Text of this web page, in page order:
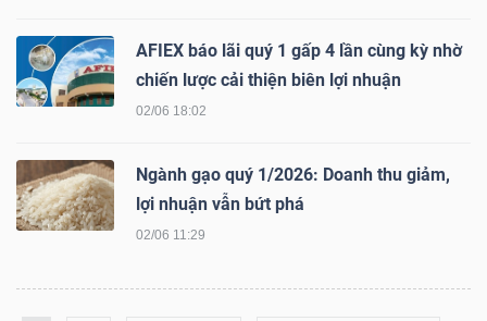
AFIEX báo lãi quý 1 gấp 4 lần cùng kỳ nhờ
chiến lược cải thiện biên lợi nhuận
02/06 18:02
Ngành gạo quý 1/2026: Doanh thu giảm,
lợi nhuận vẫn bứt phá
02/06 11:29
CÔNG
THÔNG
TIN